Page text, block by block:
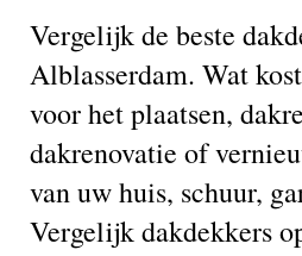
Vergelijk de beste
Alblasserdam. Wat
voor het plaatsen,
dakrenovatie of
van uw huis, schuur,
Vergelijk dakdekkers